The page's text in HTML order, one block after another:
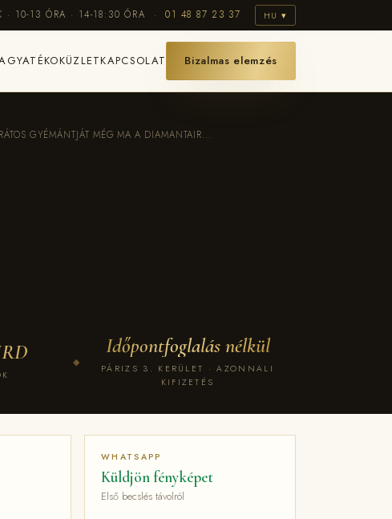
· 10-13 ÓRA · 14-18:30 ÓRA ·01 48 87 23 37 HU ▾
ÜZLETKAPCSOLAT Bizalmas elemzés
GYÉMÁNTJÁT MÉG MA A DIAMANTAIR...
◆
Időpontfoglalás nélkül
PÁRIZS 3. KERÜLET · AZONNALI
KIFIZETÉS
WHATSAPP
Küldjön fényképet
Első becslés távolról